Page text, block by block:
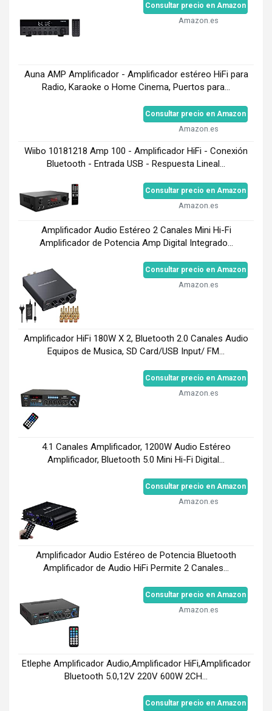
Consultar precio en Amazon
Amazon.es
Auna AMP Amplificador - Amplificador estéreo HiFi para
Radio, Karaoke o Home Cinema, Puertos para...
Consultar precio en Amazon
Amazon.es
Wiibo 10181218 Amp 100 - Amplificador HiFi - Conexión
Bluetooth - Entrada USB - Respuesta Lineal...
Consultar precio en Amazon
Amazon.es
Amplificador Audio Estéreo 2 Canales Mini Hi-Fi
Amplificador de Potencia Amp Digital Integrado...
Consultar precio en Amazon
Amazon.es
Amplificador HiFi 180W X 2, Bluetooth 2.0 Canales Audio
Equipos de Musica, SD Card/USB Input/ FM...
Consultar precio en Amazon
Amazon.es
4.1 Canales Amplificador, 1200W Audio Estéreo
Amplificador, Bluetooth 5.0 Mini Hi-Fi Digital...
Consultar precio en Amazon
Amazon.es
Amplificador Audio Estéreo de Potencia Bluetooth
Amplificador de Audio HiFi Permite 2 Canales...
Consultar precio en Amazon
Amazon.es
Etlephe Amplificador Audio,Amplificador HiFi,Amplificador
Bluetooth 5.0,12V 220V 600W 2CH...
Consultar precio en Amazon